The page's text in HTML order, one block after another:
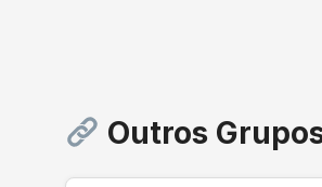
Outros